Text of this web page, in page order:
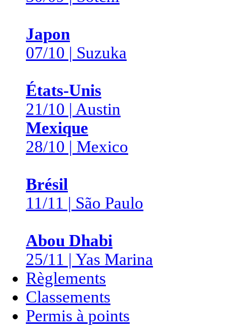
Japon
07/10 | Suzuka
États-Unis
21/10 | Austin
Mexique
28/10 | Mexico
Brésil
11/11 | São Paulo
Abou Dhabi
25/11 | Yas Marina
Règlements
Classements
Permis à points